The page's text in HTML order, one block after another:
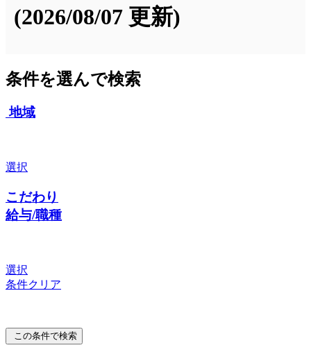
(2026/08/07 更新)
条件を選んで検索
地域
選択
こだわり
給与/職種
選択
条件クリア
この条件で検索